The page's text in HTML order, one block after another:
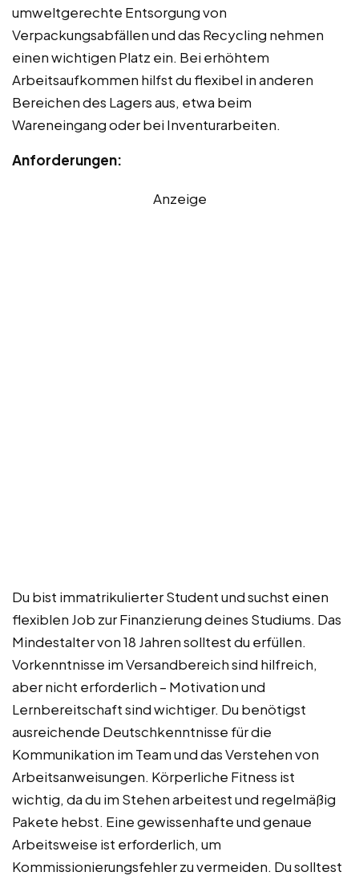
umweltgerechte Entsorgung von
Verpackungsabfällen und das Recycling nehmen
einen wichtigen Platz ein. Bei erhöhtem
Arbeitsaufkommen hilfst du flexibel in anderen
Bereichen des Lagers aus, etwa beim
Wareneingang oder bei Inventurarbeiten.
Anforderungen:
Anzeige
Du bist immatrikulierter Student und suchst einen
flexiblen Job zur Finanzierung deines Studiums. Das
Mindestalter von 18 Jahren solltest du erfüllen.
Vorkenntnisse im Versandbereich sind hilfreich,
aber nicht erforderlich – Motivation und
Lernbereitschaft sind wichtiger. Du benötigst
ausreichende Deutschkenntnisse für die
Kommunikation im Team und das Verstehen von
Arbeitsanweisungen. Körperliche Fitness ist
wichtig, da du im Stehen arbeitest und regelmäßig
Pakete hebst. Eine gewissenhafte und genaue
Arbeitsweise ist erforderlich, um
Kommissionierungsfehler zu vermeiden. Du solltest